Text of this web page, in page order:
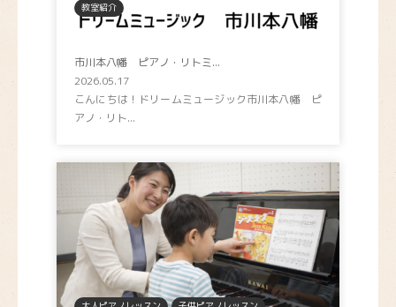
教室紹介
市川本八幡 ピアノ・リトミ...
2026.05.17
こんにちは！ドリームミュージック市川本八幡 ピ
アノ・リト...